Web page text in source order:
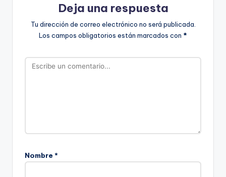
Deja una respuesta
Tu dirección de correo electrónico no será publicada.
Los campos obligatorios están marcados con *
Nombre *